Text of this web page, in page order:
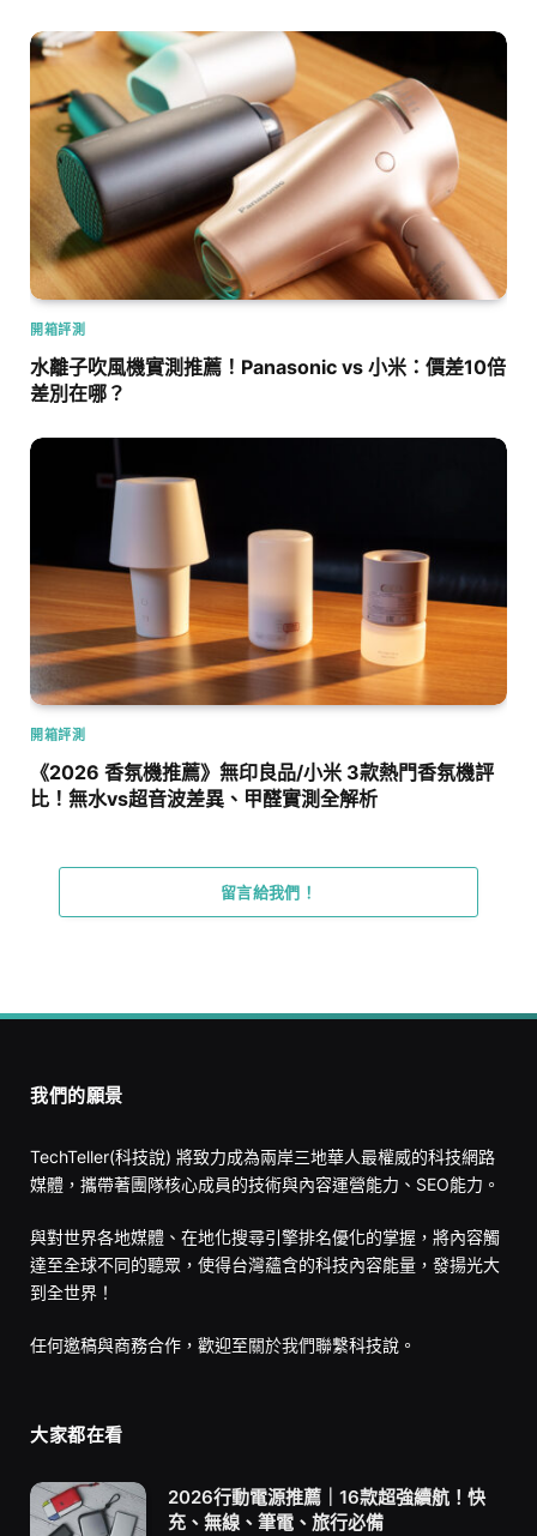
開箱評測
水離子吹風機實測推薦！Panasonic vs 小米：價差10倍
差別在哪？
開箱評測
《2026 香氛機推薦》無印良品/小米 3款熱門香氛機評
比！無水vs超音波差異、甲醛實測全解析
留言給我們！
我們的願景
TechTeller(科技說) 將致力成為兩岸三地華人最權威的科技網路
媒體，攜帶著團隊核心成員的技術與內容運營能力、SEO能力。
與對世界各地媒體、在地化搜尋引擎排名優化的掌握，將內容觸
達至全球不同的聽眾，使得台灣蘊含的科技內容能量，發揚光大
到全世界！
任何邀稿與商務合作，歡迎至關於我們聯繫科技說。
大家都在看
2026行動電源推薦｜16款超強續航！快
充、無線、筆電、旅行必備